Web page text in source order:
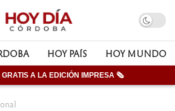
HOY PAÍS HOY MUNDO
GRATIS A LA EDICIÓN IMPRESA 🗞